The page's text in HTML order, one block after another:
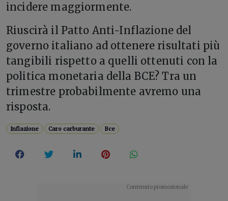
incidere maggiormente.
Riuscirà il Patto Anti-Inflazione del
governo italiano ad ottenere risultati più
tangibili rispetto a quelli ottenuti con la
politica monetaria della BCE? Tra un
trimestre probabilmente avremo una
risposta.
Inflazione Caro carburante Bce